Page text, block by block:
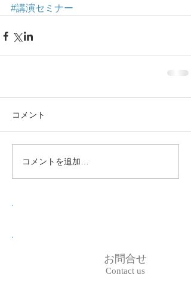
#講演セミナー
コメント
コメントを追加…
お問合せ
Contact us